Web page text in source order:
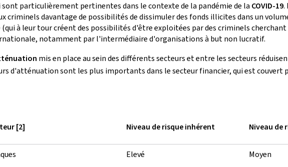
particulièrement pertinentes dans le contexte de la pandémie de la COVID-19.
criminels davantage de possibilités de dissimuler des fonds illicites dans un
à leur tour créent des possibilités d'être exploitées par des criminels
notamment par l'intermédiaire d'organisations à but non lucratif.
mis en place au sein des différents secteurs et entre les secteurs
d'atténuation sont les plus importants dans le secteur financier, qui est couvert
[2] Niveau de risque inhérent Niveau de
Elevé Moyen